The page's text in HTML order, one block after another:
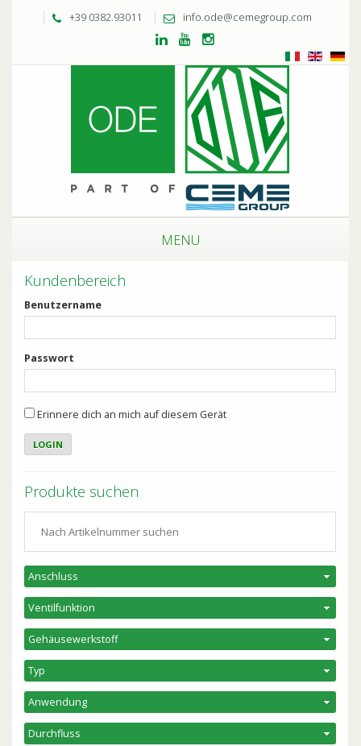
+39 0382.93011 info.ode@cemegroup.com
MENU
Kundenbereich
Benutzername
Passwort
Erinnere dich an mich auf diesem Gerät
Produkte suchen